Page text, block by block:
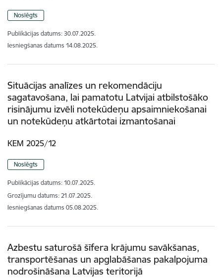
Noslēgts
Publikācijas datums: 30.07.2025.
Iesniegšanas datums 14.08.2025.
Situācijas analīzes un rekomendāciju
sagatavošana, lai pamatotu Latvijai atbilstošāko
risinājumu izvēli notekūdeņu apsaimniekošanai
un notekūdeņu atkārtotai izmantošanai
KEM 2025/12
Noslēgts
Publikācijas datums: 10.07.2025.
Grozījumu datums: 21.07.2025.
Iesniegšanas datums 05.08.2025.
Azbestu saturošā šīfera krājumu savākšanas,
transportēšanas un apglabāšanas pakalpojuma
nodrošināšana Latvijas teritorijā